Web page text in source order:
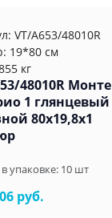
VT/A653/48010R
19*80 см
кг
48010R Монте
1 глянцевый
80x19,8x1
упаковке: 10 шт
руб.